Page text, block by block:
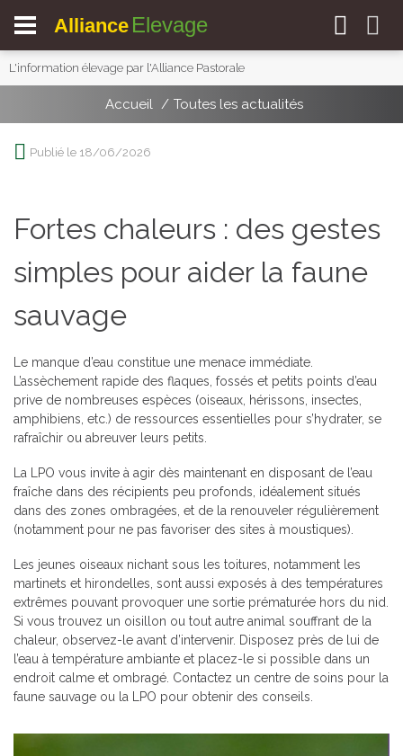
Alliance Elevage
L'information élevage par l'Alliance Pastorale
Accueil Toutes les actualités
Publié le 18/06/2026
Fortes chaleurs : des gestes
simples pour aider la faune
sauvage
Le manque d’eau constitue une menace immédiate.
L’assèchement rapide des flaques, fossés et petits points d’eau
prive de nombreuses espèces (oiseaux, hérissons, insectes,
amphibiens, etc.) de ressources essentielles pour s’hydrater, se
rafraîchir ou abreuver leurs petits.
La LPO vous invite à agir dès maintenant en disposant de l’eau
fraîche dans des récipients peu profonds, idéalement situés
dans des zones ombragées, et de la renouveler régulièrement
(notamment pour ne pas favoriser des sites à moustiques).
Les jeunes oiseaux nichant sous les toitures, notamment les
martinets et hirondelles, sont aussi exposés à des températures
extrêmes pouvant provoquer une sortie prématurée hors du nid.
Si vous trouvez un oisillon ou tout autre animal souffrant de la
chaleur, observez-le avant d’intervenir. Disposez près de lui de
l’eau à température ambiante et placez-le si possible dans un
endroit calme et ombragé. Contactez un centre de soins pour la
faune sauvage ou la LPO pour obtenir des conseils.